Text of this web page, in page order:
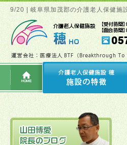
9/20 | 岐阜県加茂郡の介護老人保健施